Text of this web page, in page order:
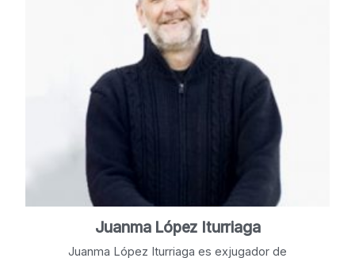
Juanma López Iturriaga
Juanma López Iturriaga es exjugador de